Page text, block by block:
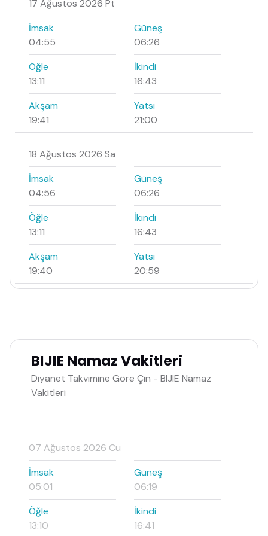
17 Ağustos 2026 Pt
İmsak
04:55
Güneş
06:26
Öğle
13:11
İkindi
16:43
Akşam
19:41
Yatsı
21:00
18 Ağustos 2026 Sa
İmsak
04:56
Güneş
06:26
Öğle
13:11
İkindi
16:43
Akşam
19:40
Yatsı
20:59
BIJIE Namaz Vakitleri
Diyanet Takvimine Göre Çin - BIJIE Namaz
Vakitleri
07 Ağustos 2026 Cu
İmsak
05:01
Güneş
06:19
Öğle
13:10
İkindi
16:41